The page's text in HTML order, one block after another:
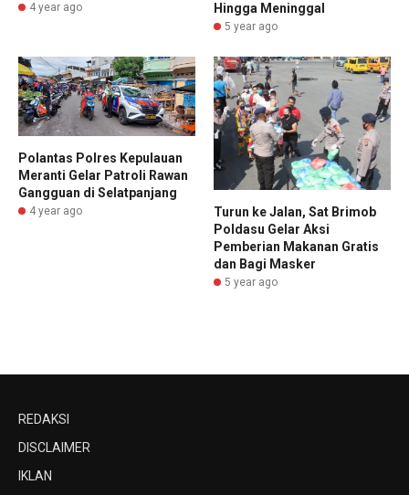
4 year ago
Hingga Meninggal
5 year ago
Polantas Polres Kepulauan
Meranti Gelar Patroli Rawan
Gangguan di Selatpanjang
4 year ago
Turun ke Jalan, Sat Brimob
Poldasu Gelar Aksi
Pemberian Makanan Gratis
dan Bagi Masker
5 year ago
REDAKSI
DISCLAIMER
IKLAN